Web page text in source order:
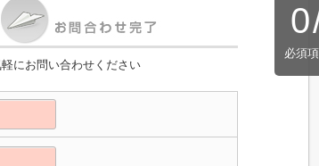
0
必須
にお問い合わせください